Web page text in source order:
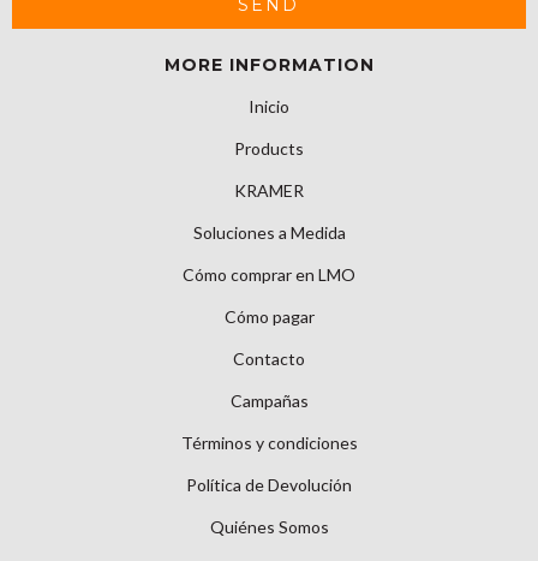
MORE INFORMATION
Inicio
Products
KRAMER
Soluciones a Medida
Cómo comprar en LMO
Cómo pagar
Contacto
Campañas
Términos y condiciones
Política de Devolución
Quiénes Somos